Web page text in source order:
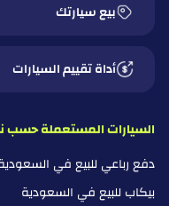
بيع سيارتك
أداة تقييم السيارات
السيارات المستعملة حسب
دفع رباعي للبيع في
بيكاب للبيع في السعودية